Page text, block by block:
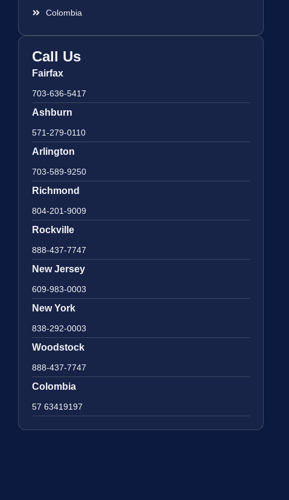
Colombia
Call Us
Fairfax
703-636-5417
Ashburn
571-279-0110
Arlington
703-589-9250
Richmond
804-201-9009
Rockville
888-437-7747
New Jersey
609-983-0003
New York
838-292-0003
Woodstock
888-437-7747
Colombia
57 63419197